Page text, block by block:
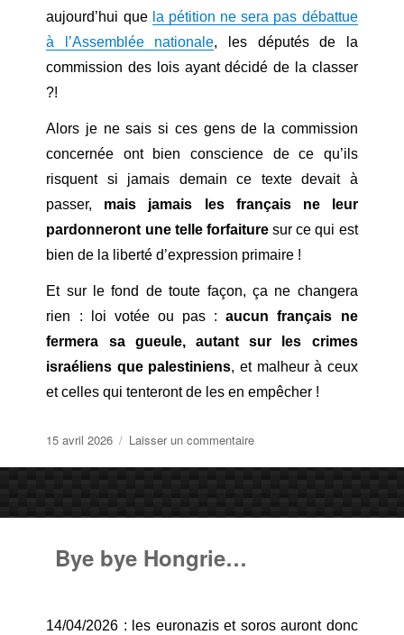
aujourd’hui que la pétition ne sera pas débattue
à l’Assemblée nationale, les députés de la
commission des lois ayant décidé de la classer
?!
Alors je ne sais si ces gens de la commission
concernée ont bien conscience de ce qu’ils
risquent si jamais demain ce texte devait à
passer, mais jamais les français ne leur
pardonneront une telle forfaituresur ce qui est
bien de la liberté d’expression primaire !
Et sur le fond de toute façon, ça ne changera
rien : loi votée ou pas :aucun français ne
fermera sa gueule, autant sur les crimes
israéliens que palestiniens, et malheur à ceux
et celles qui tenteront de les en empêcher !
Publié
15 avril 2026 Laisser un commentairesur
Bye bye Hongrie…
14/04/2026 : les euronazis et soros auront donc